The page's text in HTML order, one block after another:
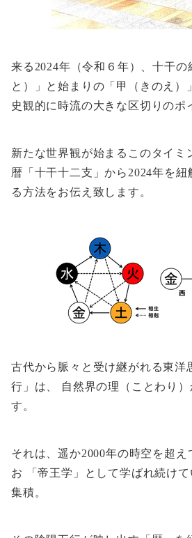
来る2024年（令和６年）、十干
と）」と始まりの「甲（きのえ）
史観的に時流の大きな区切りのポ
新たな世界観が始まるこのタイミ
暦「十干十二支」から2024年を
る方法をお伝え致します。
古代から脈々と受け継がれる東洋
行」は、 自然界の理（ことわり
す。
それは、遥か2000年の時空を超え
お 「帝王学」として学ばれ続け
集積。